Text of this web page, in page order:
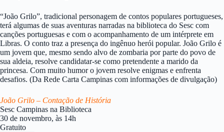
“João Grilo”, tradicional personagem de contos populares portugueses,
terá algumas de suas aventuras narradas na biblioteca do Sesc com
canções portuguesas e com o acompanhamento de um intérprete em
Libras. O conto traz a presença do ingênuo herói popular. João Grilo é
um jovem que, mesmo sendo alvo de zombaria por parte do povo de
sua aldeia, resolve candidatar-se como pretendente a marido da
princesa. Com muito humor o jovem resolve enigmas e enfrenta
desafios. (Da Rede Carta Campinas com informações de divulgação)
João Grilo – Contação de História
Sesc Campinas na Biblioteca
30 de novembro, às 14h
Gratuito